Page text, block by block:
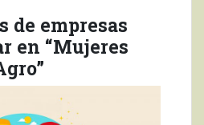
de empresas
en “Mujeres